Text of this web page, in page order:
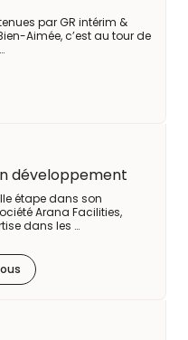
par GR intérim &
Aimée, c’est au tour de
développement
étape dans son
Arana Facilities,
dans les …